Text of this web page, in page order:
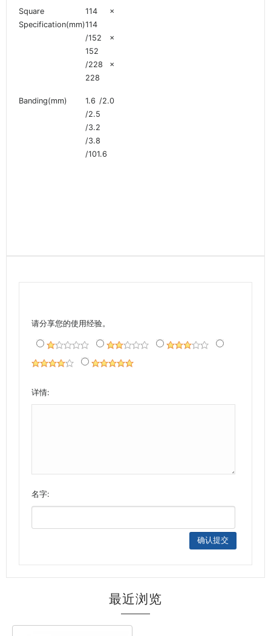
Square
Specification(mm)
114 ×
114
/152 ×
152
/228 ×
228
Banding(mm)
1.6 /2.0
/2.5
/3.2
/3.8
/101.6
请分享您的使用经验。
详情:
名字:
最近浏览